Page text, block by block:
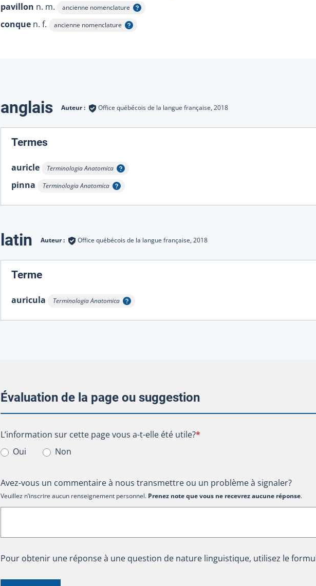
pavillon n. m. ancienne nomenclature
Afficher l'infobulle
conque n. f. ancienne nomenclature
Afficher l'infobulle
Traductions
anglais Auteur : Office québécois de la langue française, 2018
Termes
auricle Terminologia Anatomica
Afficher l'infobulle
pinna Terminologia Anatomica
Afficher l'infobulle
latin Auteur : Office québécois de la langue française, 2018
Terme:
auricula Terminologia Anatomica
Afficher l'infobulle
Évaluation de la page ou suggestion
L’information sur cette page vous a-t-elle été utile?
L’information sur cette page vous a-t-elle été utile?*
Oui
Non
Avez-vous un commentaire à nous transmettre ou un problème à signaler?
Veuillez n’inscrire aucun renseignement personnel. Prenez note que vous ne recevrez aucune réponse.
Pour obtenir une réponse à une question de nature linguistique, utilisez le